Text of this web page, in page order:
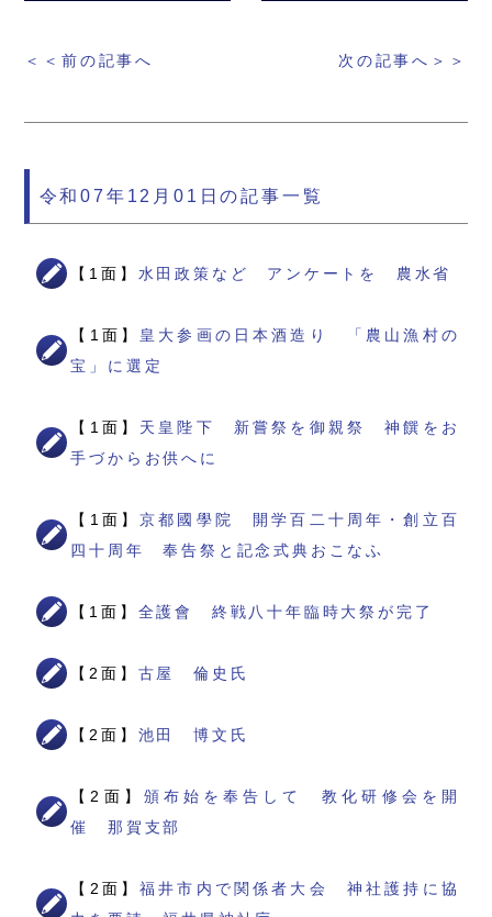
＜＜前の記事へ 次の記事へ＞＞
令和07年12月01日の記事一覧
【1面】 水田政策など アンケートを 農水省
【1面】 皇大参画の日本酒造り 「農山漁村の
宝」に選定
【1面】 天皇陛下 新嘗祭を御親祭 神饌をお
手づからお供へに
【1面】京都國學院 開学百二十周年・創立百
四十周年 奉告祭と記念式典おこなふ
【1面】 全護會 終戦八十年臨時大祭が完了
【2面】 古屋 倫史氏
【2面】 池田 博文氏
【2面】 頒布始を奉告して 教化研修会を開
催 那賀支部
【2面】福井市内で関係者大会 神社護持に協